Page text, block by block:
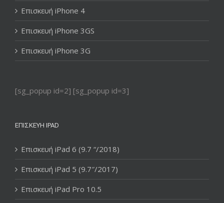
Επισκευή iPhone 4
Επισκευή iPhone 3GS
Επισκευή iPhone 3G
[sg_popup id=2] [sg_popup id=3]
ΕΠΙΣΚΕΥΉ IPAD
Επισκευή iPad 6 (9.7 “/2018)
Επισκευή iPad 5 (9.7″/2017)
Επισκευή iPad Pro 10.5